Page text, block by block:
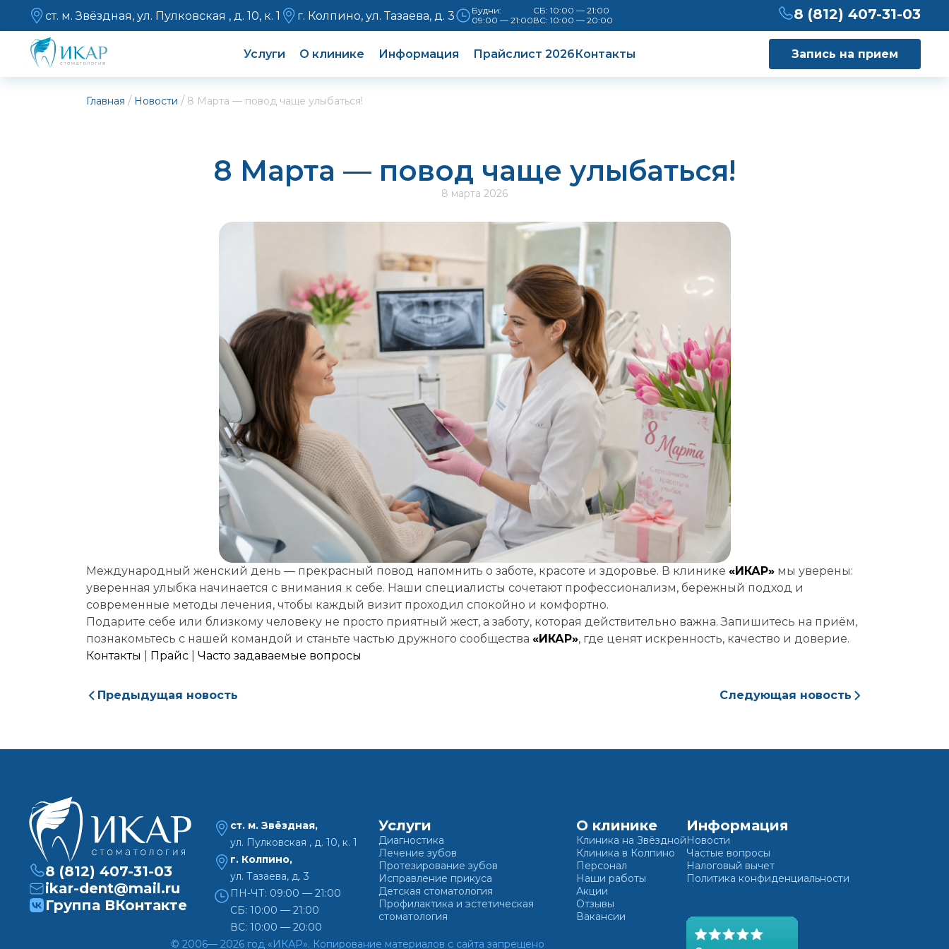
Записаться на приём
Выберите клинику:
Выберите врача:
Дата и время приёма:
Если Вам нужна срочная запись на прием, поставьте галочку здесь
ст. м. Звёздная, ул. Пулковская , д. 10, к. 1 г. Колпино, ул. Тазаева, д. 3
Будни:
09:00 — 21:00
СБ: 10:00 — 21:00
ВС: 10:00 — 20:00
8 (812) 407-31-03
Услуги О клинике Информация Прайслист 2026Контакты Запись на прием
Главная / Новости / 8 Марта — повод чаще улыбаться!
8 Марта — повод чаще улыбаться!
8 марта 2026
Международный женский день — прекрасный повод напомнить о заботе, красоте и здоровье. В клинике «ИКАР» мы уверены:
уверенная улыбка начинается с внимания к себе. Наши специалисты сочетают профессионализм, бережный подход и
современные методы лечения, чтобы каждый визит проходил спокойно и комфортно.
Подарите себе или близкому человеку не просто приятный жест, а заботу, которая действительно важна. Запишитесь на приём,
познакомьтесь с нашей командой и станьте частью дружного сообщества «ИКАР», где ценят искренность, качество и доверие.
Контакты
Прайс Часто задаваемые вопросы
Предыдущая новость Следующая новость
8 (812) 407-31-03
ikar-dent@mail.ru
Группа ВКонтакте
ст. м. Звёздная,
ул. Пулковская , д. 10, к. 1
г. Колпино,
ул. Тазаева, д. 3
ПН-ЧТ: 09:00 — 21:00
СБ: 10:00 — 21:00
ВС: 10:00 — 20:00
Услуги
Диагностика
Лечение зубов
Протезирование зубов
Исправление прикуса
Детская стоматология
Профилактика и эстетическая
стоматология
О клинике
Клиника на Звёздной
Клиника в Колпино
Персонал
Наши работы
Акции
Отзывы
Вакансии
© 2006— 2026 год «ИКАР». Копирование материалов с сайта запрещено
Информация
Новости
Частые вопросы
Налоговый вычет
Политика конфиденциальности